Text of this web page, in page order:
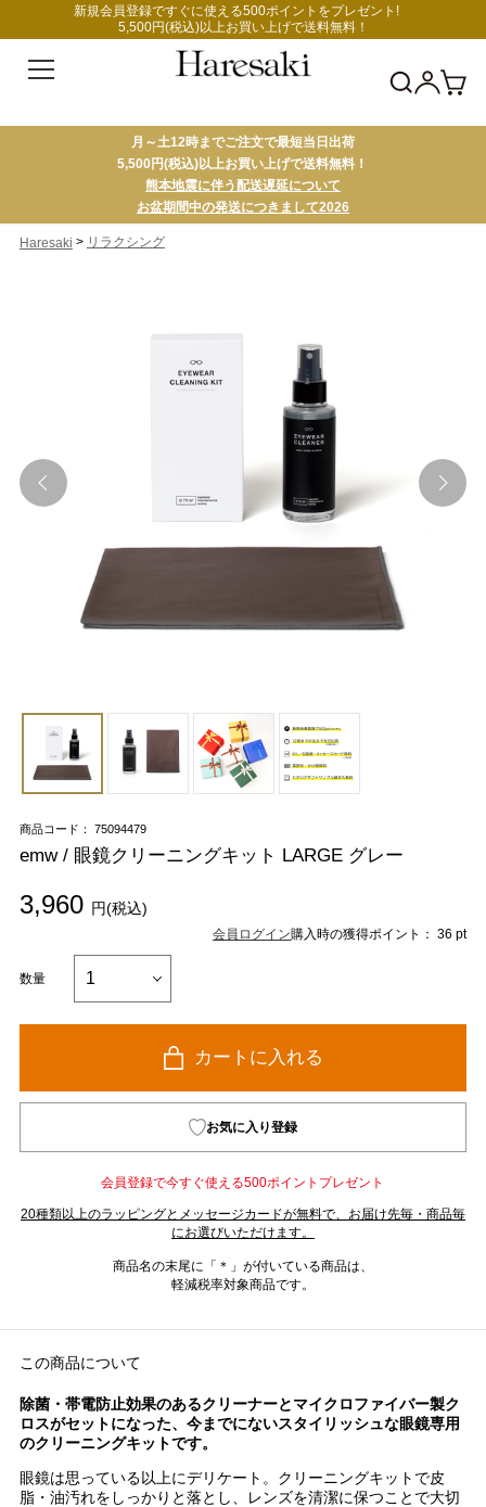
新規会員登録ですぐに使える500ポイントをプレゼント!
5,500円(税込)以上お買い上げで送料無料！
月～土12時までご注文で最短当日出荷
5,500円(税込)以上お買い上げで送料無料！
熊本地震に伴う配送遅延について
お盆期間中の発送につきまして2026
Haresaki > リラクシング
商品コード： 75094479
emw / 眼鏡クリーニングキット LARGE グレー
3,960 円(税込)
会員ログイン購入時の獲得ポイント： 36 pt
数量
カートに入れる
お気に入り登録
会員登録で今すぐ使える500ポイントプレゼント
20種類以上のラッピングとメッセージカードが無料で、お届け先毎・商品毎
にお選びいただけます。
商品名の末尾に「＊」が付いている商品は、
軽減税率対象商品です。
この商品について
除菌・帯電防止効果のあるクリーナーとマイクロファイバー製ク
ロスがセットになった、今までにないスタイリッシュな眼鏡専用
のクリーニングキットです。
眼鏡は思っている以上にデリケート。クリーニングキットで皮
脂・油汚れをしっかりと落とし、レンズを清潔に保つことで大切